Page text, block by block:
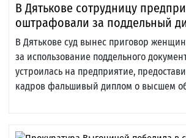
В Дятькове сотрудницу
оштрафовали за поддельный
В Дятькове суд вынес приговор
за использование поддельного
устроилась на предприятие,
кадров фальшивый диплом о высшем